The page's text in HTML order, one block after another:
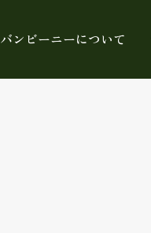
バンビーニーについて